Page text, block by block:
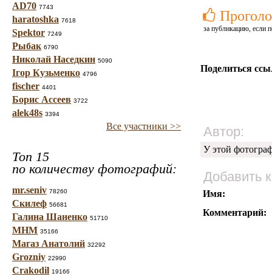
AD70 7743
haratoshka 7618
Spektor 7249
Рыбак 6790
Николай Наседкин 5090
Ігор Кузьменко 4796
fischer 4401
Борис Ассеев 3722
alek48s 3394
Все участники >>
Топ 15
по количеству фотографий:
mr.seniv 78260
Скилеф 56681
Галина Шаненко 51710
МНМ 35166
Магаз Анатолий 32292
Grozniy 22990
Crakodil 19166
за публикацию, если
Поделиться
Автор:
У этой
Добавить
Имя:
Комментарий: